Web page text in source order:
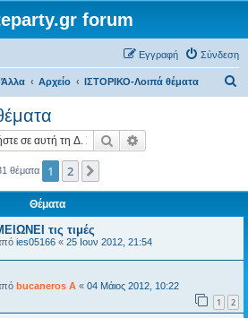
forum
Σύνδεση
Εγγραφή
Άλλα Αρχείο ΙΣΤΟΡΙΚΟ-Λοιπά θέματα
Αναζήτηση
θέματα 1 2
Θέματα
τις τιμές
ies05166 « 25 Ιουν 2012, 21:54
bucaneros A « 04 Μάιος 2012, 10:22
1 2